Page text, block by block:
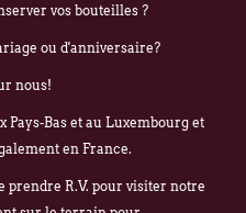
vos bouteilles ?
ou d'anniversaire?
nous!
Pays-Bas et au Luxembourg et
en France.
prendre R.V. pour visiter notre